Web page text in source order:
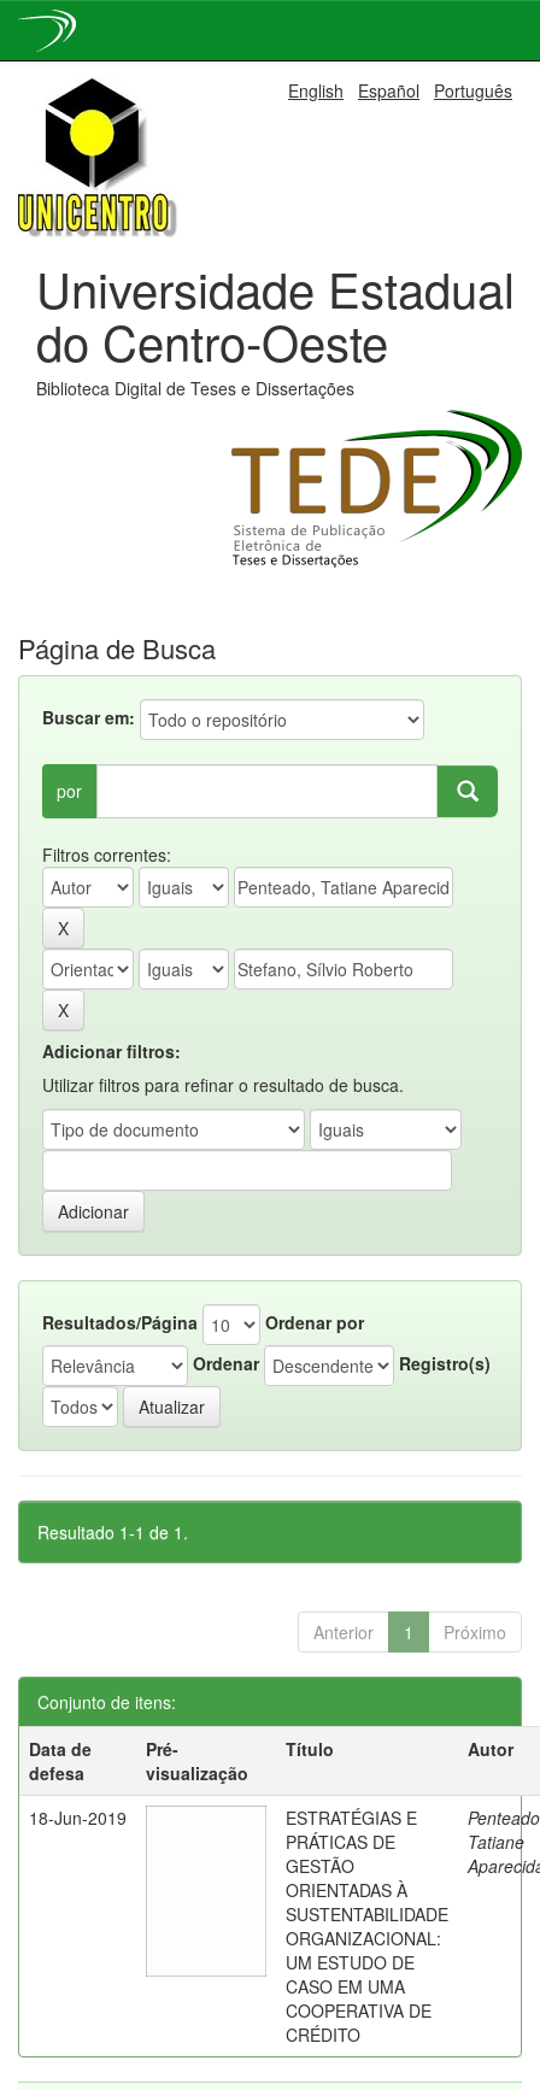
navigation
English Español Português
Universidade Estadual
do Centro-Oeste
Biblioteca Digital de Teses e Dissertações
Página de Busca
Buscar em:
por
Filtros correntes:
Adicionar filtros:
Utilizar filtros para refinar o resultado de busca.
Resultados/Página
Ordenar por
Ordenar
Registro(s)
Resultado 1-1 de 1.
Anterior 1 Próximo
Conjunto de itens:
Data de
defesa
Pré-
visualização
Título Autor
18-Jun-2019
ESTRATÉGIAS E
PRÁTICAS DE
GESTÃO
ORIENTADAS À
SUSTENTABILIDADE
ORGANIZACIONAL:
UM ESTUDO DE
CASO EM UMA
COOPERATIVA DE
CRÉDITO
Tatiane